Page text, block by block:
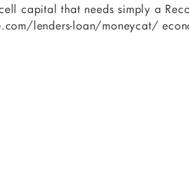
capital that needs simply a
lenders-loan/moneycat/